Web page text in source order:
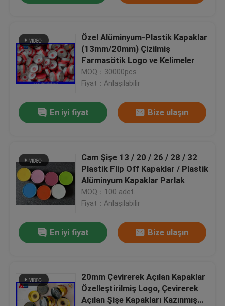
Ürünler
Hakkımızda
Fabrika turu
Bize Ulaşın
Özel Alüminyum-Plastik Kapaklar
(13mm/20mm) Çizilmiş
Farmasötik Logo ve Kelimeler
MOQ：30000pcs
Fiyat：Anlaşılabilir
En iyi fiyat Bize ulaşın
Cam Şişe 13 / 20 / 26 / 28 / 32
Plastik Flip Off Kapaklar / Plastik
Alüminyum Kapaklar Parlak
MOQ：100 adet.
Fiyat：Anlaşılabilir
En iyi fiyat Bize ulaşın
20mm Çevirerek Açılan Kapaklar
Özelleştirilmiş Logo, Çevirerek
Açılan Şişe Kapakları Kazınmış